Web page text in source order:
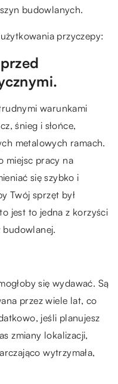
budowlanych.
przyczepy:
warunkami
śnieg i słońce,
metalowych ramach.
miejsc pracy na
się szybko i
Twój sprzęt był
jest to jedna z korzyści
budowlanej.
się wydawać. Są
przez wiele lat, co
jeśli planujesz
zmiany lokalizacji,
wytrzymała,